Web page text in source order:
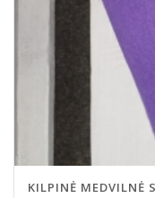
KILPINĖ MEDVILNĖ